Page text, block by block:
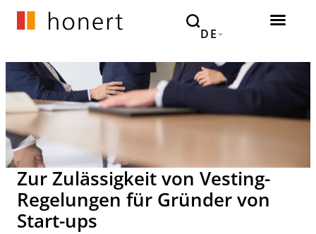
DE
Zur Zulässigkeit von Vesting-
Regelungen für Gründer von
Start-ups